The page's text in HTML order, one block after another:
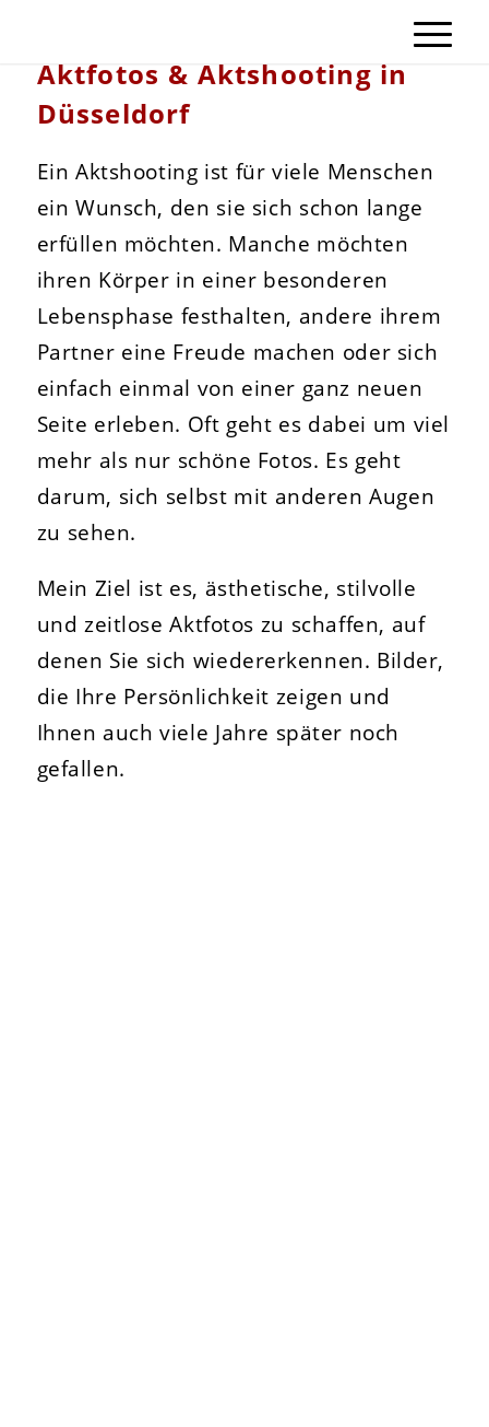
Aktfotos & Aktshooting in
Düsseldorf
Ein Aktshooting ist für viele Menschen
ein Wunsch, den sie sich schon lange
erfüllen möchten. Manche möchten
ihren Körper in einer besonderen
Lebensphase festhalten, andere ihrem
Partner eine Freude machen oder sich
einfach einmal von einer ganz neuen
Seite erleben. Oft geht es dabei um viel
mehr als nur schöne Fotos. Es geht
darum, sich selbst mit anderen Augen
zu sehen.
Mein Ziel ist es, ästhetische, stilvolle
und zeitlose Aktfotos zu schaffen, auf
denen Sie sich wiedererkennen. Bilder,
die Ihre Persönlichkeit zeigen und
Ihnen auch viele Jahre später noch
gefallen.